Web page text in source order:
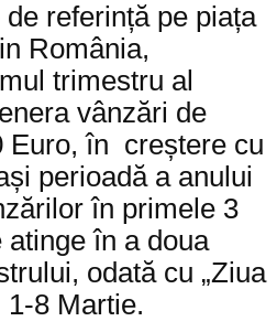
referință pe piața
România,
trimestru al
vânzări de
Euro, în creștere cu
perioadă a anului
în primele 3
atinge în a doua
odată cu „Ziua
1-8 Martie.